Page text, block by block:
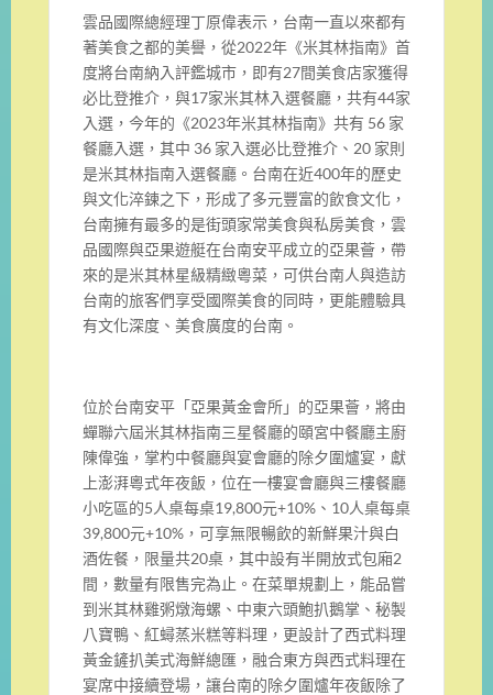
雲品國際總經理丁原偉表示，台南一直以來都有
著美食之都的美譽，從2022年《米其林指南》首
度將台南納入評鑑城市，即有27間美食店家獲得
必比登推介，與17家米其林入選餐廳，共有44家
入選，今年的《2023年米其林指南》共有 56 家
餐廳入選，其中 36 家入選必比登推介、20 家則
是米其林指南入選餐廳。台南在近400年的歷史
與文化淬鍊之下，形成了多元豐富的飲食文化，
台南擁有最多的是街頭家常美食與私房美食，雲
品國際與亞果遊艇在台南安平成立的亞果薈，帶
來的是米其林星級精緻粵菜，可供台南人與造訪
台南的旅客們享受國際美食的同時，更能體驗具
有文化深度、美食廣度的台南。
位於台南安平「亞果黃金會所」的亞果薈，將由
蟬聯六屆米其林指南三星餐廳的頤宮中餐廳主廚
陳偉強，掌杓中餐廳與宴會廳的除夕圍爐宴，獻
上澎湃粵式年夜飯，位在一樓宴會廳與三樓餐廳
小吃區的5人桌每桌19,800元+10%、10人桌每桌
39,800元+10%，可享無限暢飲的新鮮果汁與白
酒佐餐，限量共20桌，其中設有半開放式包廂2
間，數量有限售完為止。在菜單規劃上，能品嘗
到米其林雞粥燉海螺、中東六頭鮑扒鵝掌、秘製
八寶鴨、紅蟳蒸米糕等料理，更設計了西式料理
黃金鏟扒美式海鮮總匯，融合東方與西式料理在
宴席中接續登場，讓台南的除夕圍爐年夜飯除了